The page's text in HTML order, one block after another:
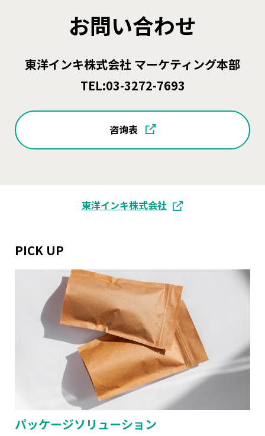
お問い合わせ
東洋インキ株式会社 マーケティング本部
TEL:03-3272-7693
咨询表
東洋インキ株式会社
PICK UP
パッケージソリューション